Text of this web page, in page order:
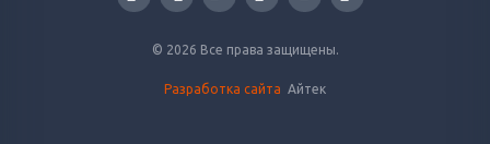
© 2026 Все права защищены.
Разработка сайта Айтек